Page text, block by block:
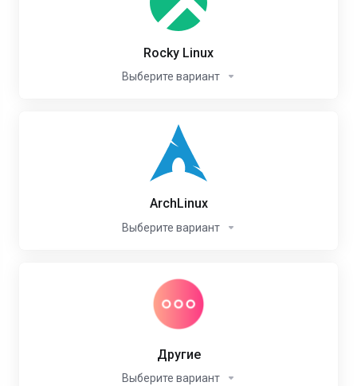
Rocky Linux
Выберите вариант
ArchLinux
Выберите вариант
Другие
Выберите вариант